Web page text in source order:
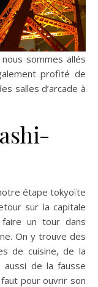
sommes allés
profité de
salles d’arcade à
étape tokyoïte
sur la capitale
faire un tour dans
On y trouve des
de cuisine, de la
de la fausse
pour ouvrir son